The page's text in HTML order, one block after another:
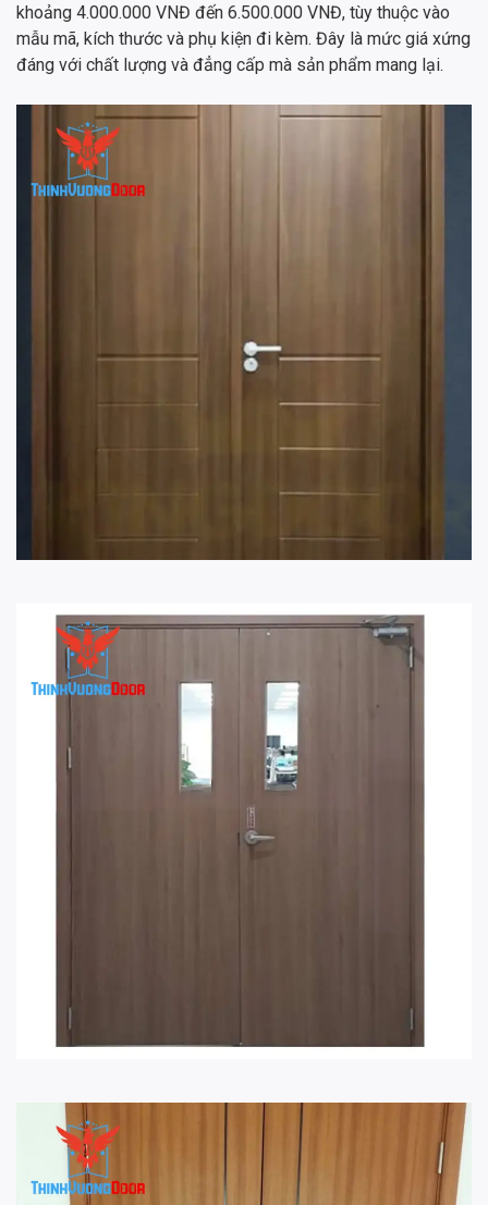
khoảng 4.000.000 VNĐ đến 6.500.000 VNĐ, tùy thuộc vào
mẫu mã, kích thước và phụ kiện đi kèm. Đây là mức giá xứng
đáng với chất lượng và đẳng cấp mà sản phẩm mang lại.